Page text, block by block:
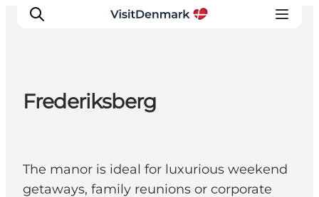
Aktiviteter
Övernatta
Frederiksberg
The manor is ideal for luxurious weekend
getaways, family reunions or corporate